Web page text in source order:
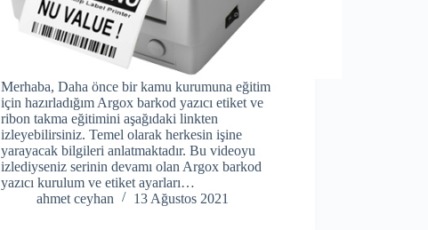
Merhaba, Daha önce bir kamu kurumuna eğitim
için hazırladığım Argox barkod yazıcı etiket ve
ribon takma eğitimini aşağıdaki linkten
izleyebilirsiniz. Temel olarak herkesin işine
yarayacak bilgileri anlatmaktadır. Bu videoyu
izlediyseniz serinin devamı olan Argox barkod
yazıcı kurulum ve etiket ayarları…
ahmet ceyhan
13 Ağustos 2021